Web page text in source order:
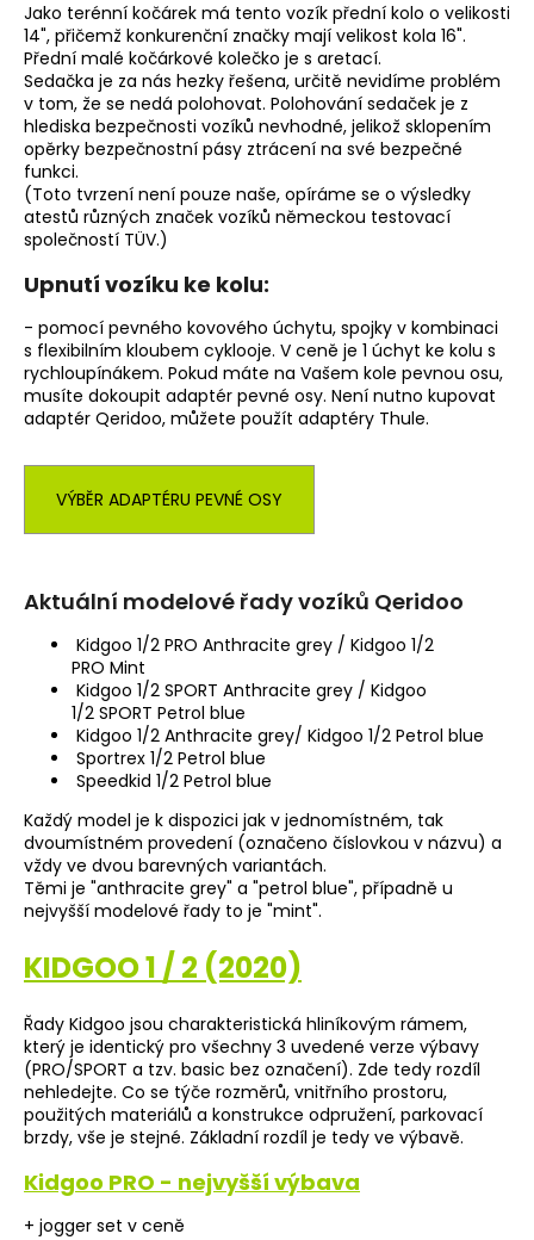
Jako terénní kočárek má tento vozík přední kolo o velikosti
14", přičemž konkurenční značky mají velikost kola 16".
Přední malé kočárkové kolečko je s aretací.
Sedačka je za nás hezky řešena, určitě nevidíme problém
v tom, že se nedá polohovat. Polohování sedaček je z
hlediska bezpečnosti vozíků nevhodné, jelikož sklopením
opěrky bezpečnostní pásy ztrácení na své bezpečné
funkci.
(Toto tvrzení není pouze naše, opíráme se o výsledky
atestů různých značek vozíků německou testovací
společností TÜV.)
Upnutí vozíku ke kolu:
- pomocí pevného kovového úchytu, spojky v kombinaci
s flexibilním kloubem cyklooje. V ceně je 1 úchyt ke kolu s
rychloupínákem. Pokud máte na Vašem kole pevnou osu,
musíte dokoupit adaptér pevné osy. Není nutno kupovat
adaptér Qeridoo, můžete použít adaptéry Thule.
VÝBĚR ADAPTÉRU PEVNÉ OSY
Aktuální modelové řady vozíků Qeridoo
Kidgoo 1/2 PRO Anthracite grey / Kidgoo 1/2
PRO Mint
Kidgoo 1/2 SPORT Anthracite grey / Kidgoo
1/2 SPORT Petrol blue
Kidgoo 1/2 Anthracite grey/ Kidgoo 1/2 Petrol blue
Sportrex 1/2 Petrol blue
Speedkid 1/2 Petrol blue
Každý model je k dispozici jak v jednomístném, tak
dvoumístném provedení (označeno číslovkou v názvu) a
vždy ve dvou barevných variantách.
Těmi je "anthracite grey" a "petrol blue", případně u
nejvyšší modelové řady to je "mint".
KIDGOO 1 / 2 (2020)
Řady Kidgoo jsou charakteristická hliníkovým rámem,
který je identický pro všechny 3 uvedené verze výbavy
(PRO/SPORT a tzv. basic bez označení). Zde tedy rozdíl
nehledejte. Co se týče rozměrů, vnitřního prostoru,
použitých materiálů a konstrukce odpružení, parkovací
brzdy, vše je stejné. Základní rozdíl je tedy ve výbavě.
Kidgoo PRO - nejvyšší výbava
+ jogger set v ceně
D
o
p
o
r
u
č
u
j
e
m
e